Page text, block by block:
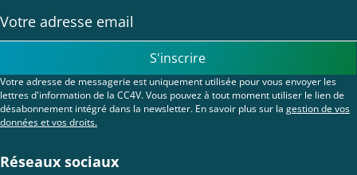
Votre adresse de messagerie est uniquement utilisée pour vous envoyer les
lettres d'information de la CC4V. Vous pouvez à tout moment utiliser le lien de
désabonnement intégré dans la newsletter. En savoir plus sur la gestion de vos
données et vos droits.
S'inscrire
Réseaux sociaux